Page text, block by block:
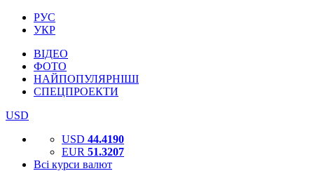
РУС
УКР
ВІДЕО
ФОТО
НАЙПОПУЛЯРНІШІ
СПЕЦПРОЕКТИ
USD
USD 44.4190
EUR 51.3207
Всі курси валют